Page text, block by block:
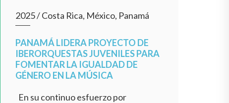
2025/Costa Rica, México, Panamá
PANAMÁ LIDERA PROYECTO DE
IBERORQUESTAS JUVENILES PARA
FOMENTAR LA IGUALDAD DE
GÉNERO EN LA MÚSICA
En su continuo esfuerzo por